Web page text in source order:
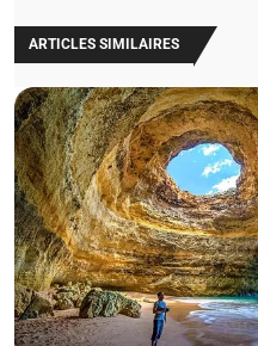
ARTICLES SIMILAIRES